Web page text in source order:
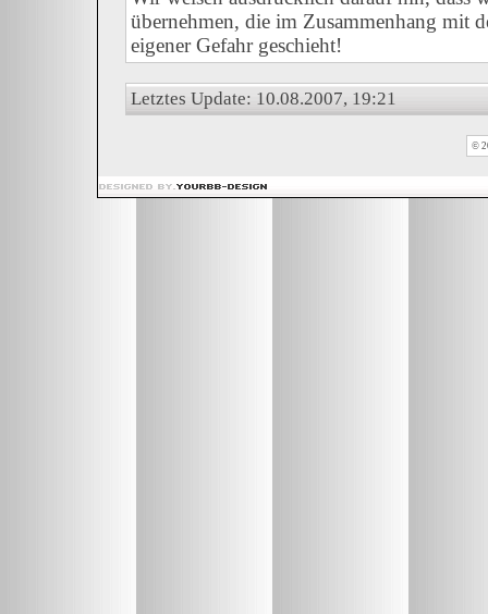
übernehmen, die im Zusammenhang mit
eigener Gefahr geschieht!
Letztes Update: 10.08.2007, 19:21
©